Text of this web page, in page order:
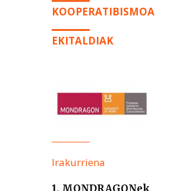
KOOPERATIBISMOA
EKITALDIAK
Irakurriena